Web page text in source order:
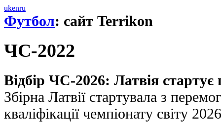
ukenru
Футбол: сайт Terrikon
ЧС-2022
Відбір ЧС-2026: Латвія
Збірна Латвії стартувала з
кваліфікації чемпіонату світу